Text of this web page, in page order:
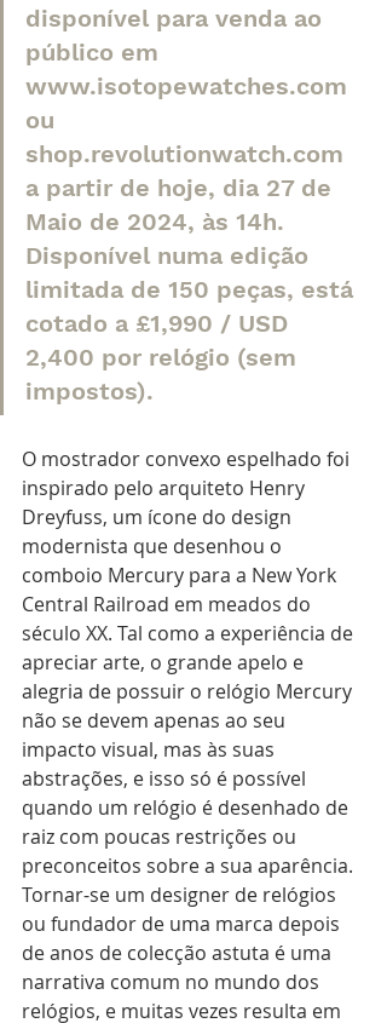
disponível para venda ao
público em
www.isotopewatches.com
ou
shop.revolutionwatch.com
a partir de hoje, dia 27 de
Maio de 2024, às 14h.
Disponível numa edição
limitada de 150 peças, está
cotado a £1,990 / USD
2,400 por relógio (sem
impostos).
O mostrador convexo espelhado foi
inspirado pelo arquiteto Henry
Dreyfuss, um ícone do design
modernista que desenhou o
comboio Mercury para a New York
Central Railroad em meados do
século XX. Tal como a experiência de
apreciar arte, o grande apelo e
alegria de possuir o relógio Mercury
não se devem apenas ao seu
impacto visual, mas às suas
abstrações, e isso só é possível
quando um relógio é desenhado de
raiz com poucas restrições ou
preconceitos sobre a sua aparência.
Tornar-se um designer de relógios
ou fundador de uma marca depois
de anos de colecção astuta é uma
narrativa comum no mundo dos
relógios, e muitas vezes resulta em